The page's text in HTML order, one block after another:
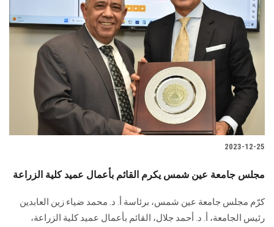
2023-12-25
مجلس جامعة عين شمس يكرم القائم بأعمال عميد كلية الزراعة
كرّم مجلس جامعة عين شمس، برئاسة أ. د. محمد ضياء زين العابدين
‏رئيس الجامعة، أ. د. أحمد جلال، القائم بأعمال ‏عميد كلية الزراعة،